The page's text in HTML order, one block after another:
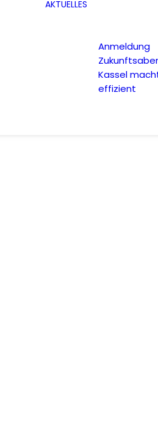
AKTUELLES
Anmeldung
Kassel
effizient